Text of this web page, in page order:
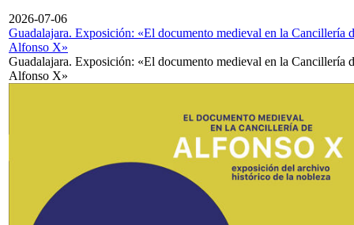
2026-07-06
Guadalajara. Exposición: «El documento medieval en la Cancillería
Alfonso X»
Guadalajara. Exposición: «El documento medieval en la Cancillería
Alfonso X»